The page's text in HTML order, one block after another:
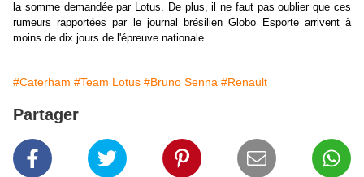
la somme demandée par Lotus. De plus, il ne faut pas oublier que ces
rumeurs rapportées par le journal brésilien Globo Esporte arrivent à
moins de dix jours de l'épreuve nationale...
#Caterham #Team Lotus #Bruno Senna #Renault
Partager